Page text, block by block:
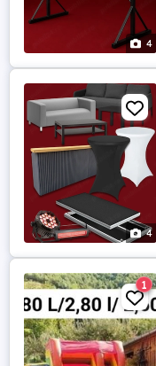
4
4
1